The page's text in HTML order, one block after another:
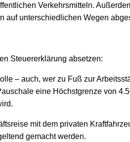
Verkehrsmitteln.
auf unterschiedlichen Wegen
Steuererklärung absetzen:
– auch, wer zu Fuß zur
eine Höchstgrenze von
mit dem privaten
gemacht werden.